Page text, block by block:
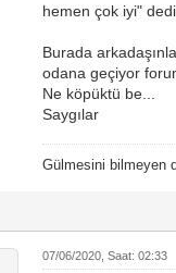
hemen çok iyi"
Burada
odana geçiyor
Ne köpüktü be...
Saygılar
Gülmesini bilmeyen
07/06/2020, Saat: 02:33